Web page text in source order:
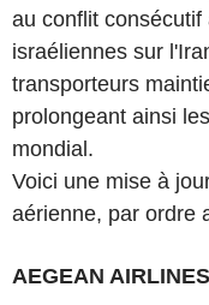
au conflit
israéliennes sur
transporteurs
prolongeant ainsi
mondial.
Voici une mise à
aérienne, par ordre
AEGEAN AIRLINES